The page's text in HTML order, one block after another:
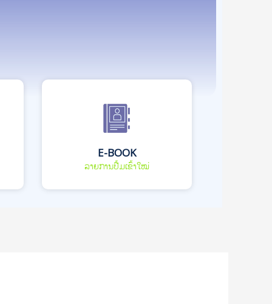
E-BOOK
ລາຍການປື້ມເຂົ້າໃໝ່